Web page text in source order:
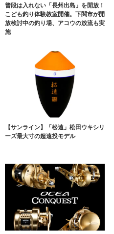
普段は入れない「長州出島」を開放！
こども釣り体験教室開催。下関市が開
放検討中の釣り場、アコウの放流も実
施
【サンライン】「松遠」松田ウキシリ
ーズ最大寸の超遠投モデル